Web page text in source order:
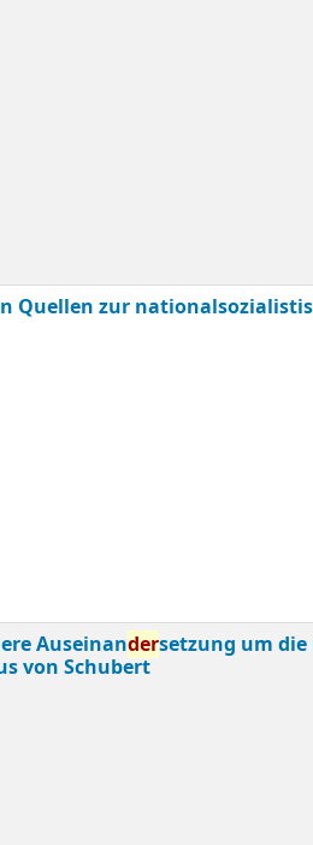
Quellen zur
Auseinandersetzung um
von Schubert